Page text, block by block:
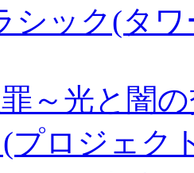
シック(タ
～光と闇
プロジェク